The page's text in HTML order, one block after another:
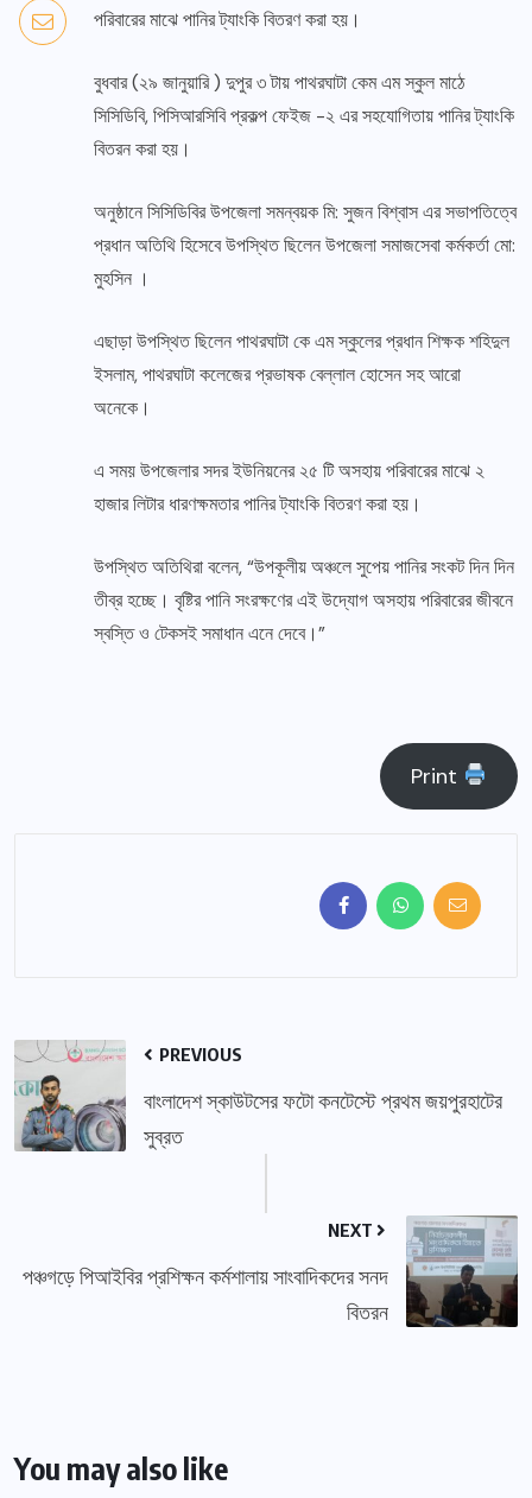
পরিবারের মাঝে পানির ট্যাংকি বিতরণ করা হয়।
বুধবার (২৯ জানুয়ারি ) দুপুর ৩ টায় পাথরঘাটা কেম এম স্কুল মাঠে
সিসিডিবি, পিসিআরসিবি প্রকল্প ফেইজ -২ এর সহযোগিতায় পানির ট্যাংকি
বিতরন করা হয়।
অনুষ্ঠানে সিসিডিবির উপজেলা সমন্বয়ক মি: সুজন বিশ্বাস এর সভাপতিত্বে
প্রধান অতিথি হিসেবে উপস্থিত ছিলেন উপজেলা সমাজসেবা কর্মকর্তা মো:
মুহসিন ।
এছাড়া উপস্থিত ছিলেন পাথরঘাটা কে এম স্কুলের প্রধান শিক্ষক শহিদুল
ইসলাম, পাথরঘাটা কলেজের প্রভাষক বেল্লাল হোসেন সহ আরো
অনেকে।
এ সময় উপজেলার সদর ইউনিয়নের ২৫ টি অসহায় পরিবারের মাঝে ২
হাজার লিটার ধারণক্ষমতার পানির ট্যাংকি বিতরণ করা হয়।
উপস্থিত অতিথিরা বলেন, “উপকূলীয় অঞ্চলে সুপেয় পানির সংকট দিন দিন
তীব্র হচ্ছে। বৃষ্টির পানি সংরক্ষণের এই উদ্যোগ অসহায় পরিবারের জীবনে
স্বস্তি ও টেকসই সমাধান এনে দেবে।”
Print
PREVIOUS
বাংলাদেশ স্কাউটসের ফটো কনটেস্টে প্রথম জয়পুরহাটের
সুব্রত
NEXT
পঞ্চগড়ে পিআইবির প্রশিক্ষন কর্মশালায় সাংবাদিকদের সনদ
বিতরন
You may also like